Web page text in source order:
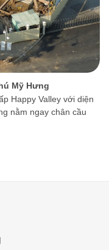
Mỹ Hưng
Happy Valley với diện
nằm ngay chân cầu